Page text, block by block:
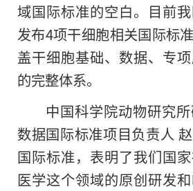
域国际标准的空白。目前
发布4项干细胞相关国际标
盖干细胞基础、数据、专
的完整体系。
中国科学院动物研究
数据国际标准项目负责人
国际标准，表明了我们国
医学这个领域的原创研发